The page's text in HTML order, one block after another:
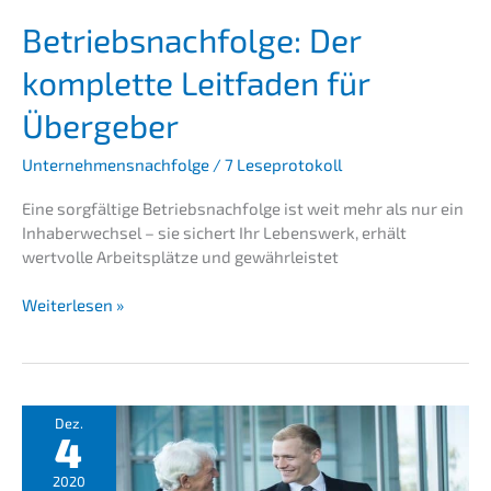
Betriebs­nach­fol­ge: Der
komplet­te Leitfa­den für
Übergeber
Unternehmensnachfolge / 7 Leseprotokoll
Eine sorgfäl­ti­ge Betriebs­nach­fol­ge ist weit mehr als nur ein
Inhaber­wech­sel – sie sichert Ihr Lebens­werk, erhält
wertvol­le Arbeits­plät­ze und gewährleistet
Betriebs­
komplet­
Leitfa­
Weiterlesen »
Dez.
4
2020